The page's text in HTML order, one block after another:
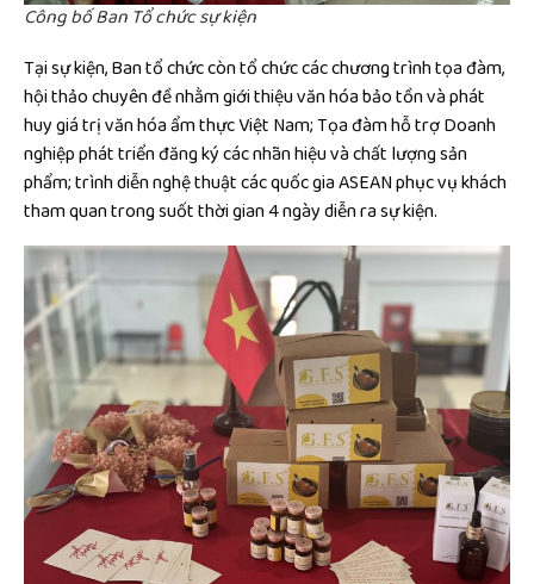
Công bố Ban Tổ chức sự kiện
Tại sự kiện, Ban tổ chức còn tổ chức các chương trình tọa đàm,
hội thảo chuyên đề nhằm giới thiệu văn hóa bảo tồn và phát
huy giá trị văn hóa ẩm thực Việt Nam; Tọa đàm hỗ trợ Doanh
nghiệp phát triển đăng ký các nhãn hiệu và chất lượng sản
phẩm; trình diễn nghệ thuật các quốc gia ASEAN phục vụ khách
tham quan trong suốt thời gian 4 ngày diễn ra sự kiện.